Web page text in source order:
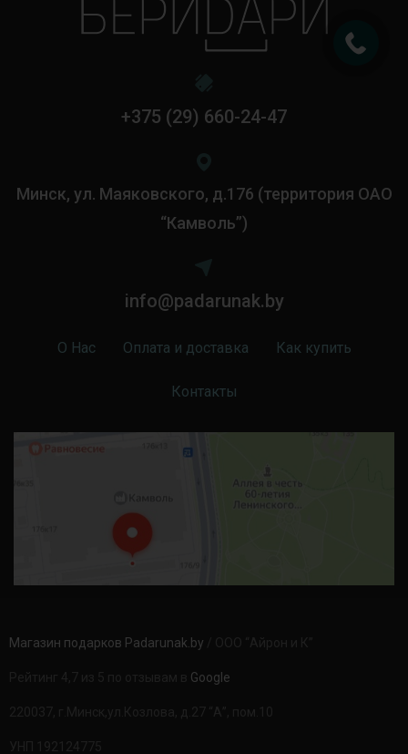
+375 (29) 660-24-47
Минск, ул. Маяковского, д.176 (территория ОАО
“Камволь”)
info@padarunak.by
О Нас Оплата и доставка Как купить
Контакты
Магазин подарков Padarunak.by
Google